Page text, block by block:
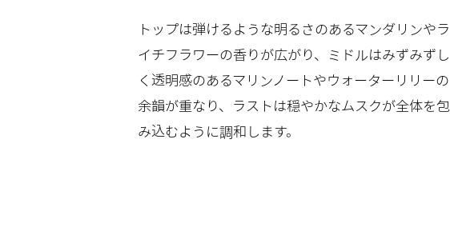
トップは弾けるような明るさのあるマンダリンやラ
イチフラワーの香りが広がり、ミドルはみずみずし
く透明感のあるマリンノートやウォーターリリーの
余韻が重なり、ラストは穏やかなムスクが全体を包
み込むように調和します。